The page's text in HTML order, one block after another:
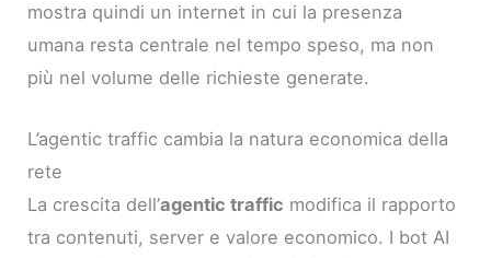
mostra quindi un internet in cui la presenza
umana resta centrale nel tempo speso, ma non
più nel volume delle richieste generate.
L’agentic traffic cambia la natura economica della
rete
La crescita dell’agentic traffic modifica il rapporto
tra contenuti, server e valore economico. I bot AI